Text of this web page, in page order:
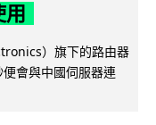
）旗下的路由器
會與中國伺服器連